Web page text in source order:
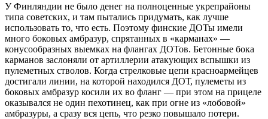
У Финляндии не было денег на полноценные укрепрайоны
типа советских, и там пытались придумать, как лучше
использовать то, что есть. Поэтому финские ДОТы имели
много боковых амбразур, спрятанных в «карманах» —
конусообразных выемках на флангах ДОТов. Бетонные бока
карманов заслоняли от артиллерии атакующих вспышки из
пулеметных стволов. Когда стрелковые цепи красноармейцев
достигали линии, на которой находился ДОТ, пулеметы из
боковых амбразур косили их во фланг — при этом на прицеле
оказывался не один пехотинец, как при огне из «лобовой»
амбразуры, а сразу вся цепь, что резко повышало потери.